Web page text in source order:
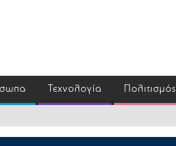
Τεχνολογία Πολιτισμός